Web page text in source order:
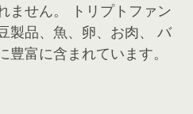
ません。
トリプトファン
製品、魚、卵、お肉、 バ
富に含まれています。